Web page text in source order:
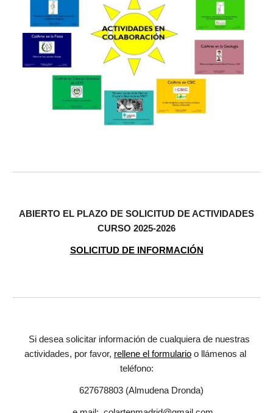
ABIERTO EL PLAZO DE SOLICITUD DE ACTIVIDADES
CURSO 2025-2026
SOLICITUD DE INFORMACIÓN
Si desea solicitar información de cualquiera de nuestras
actividades, por favor, rellene el formulario o llámenos al
teléfono:
627678803 (Almudena Dronda)